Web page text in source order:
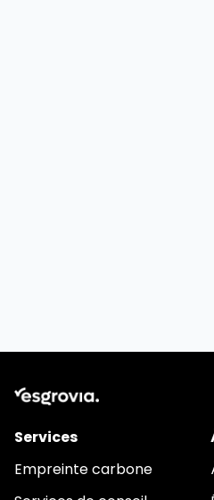
Services
Empreinte carbone